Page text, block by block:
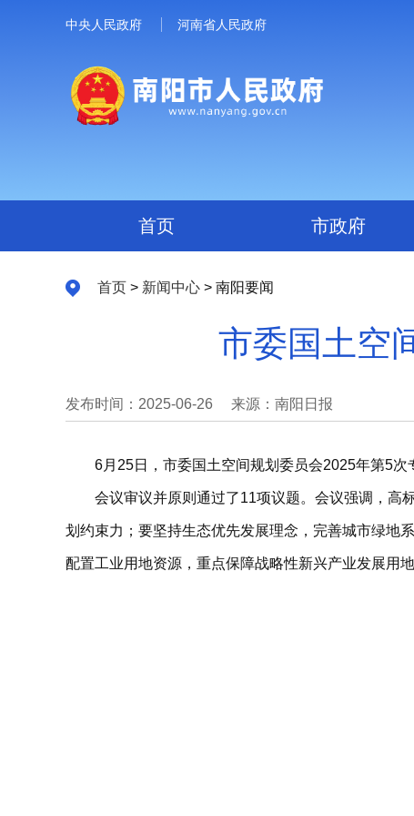
中央人民政府 河南省人民政府
首页 市政府
首页 > 新闻中心 > 南阳要闻
市委国土空
发布时间：2025-06-26 来源：南阳日报
6月25日，市委国土空间规划委员会2025年第5次
会议审议并原则通过了11项议题。会议强调，高
划约束力；要坚持生态优先发展理念，完善城市绿地
配置工业用地资源，重点保障战略性新兴产业发展用